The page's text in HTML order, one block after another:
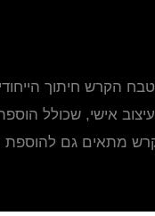
הקרש חיתוך
אישי, שכולל
מתאים גם להוספת